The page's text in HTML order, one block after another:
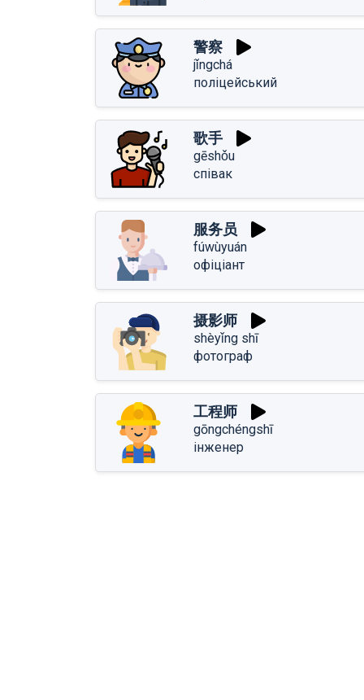
警察
jǐngchá
поліцейський
歌手
gēshǒu
співак
服务员
fúwùyuán
офіціант
摄影师
shèyǐng shī
фотограф
工程师
gōngchéngshī
інженер